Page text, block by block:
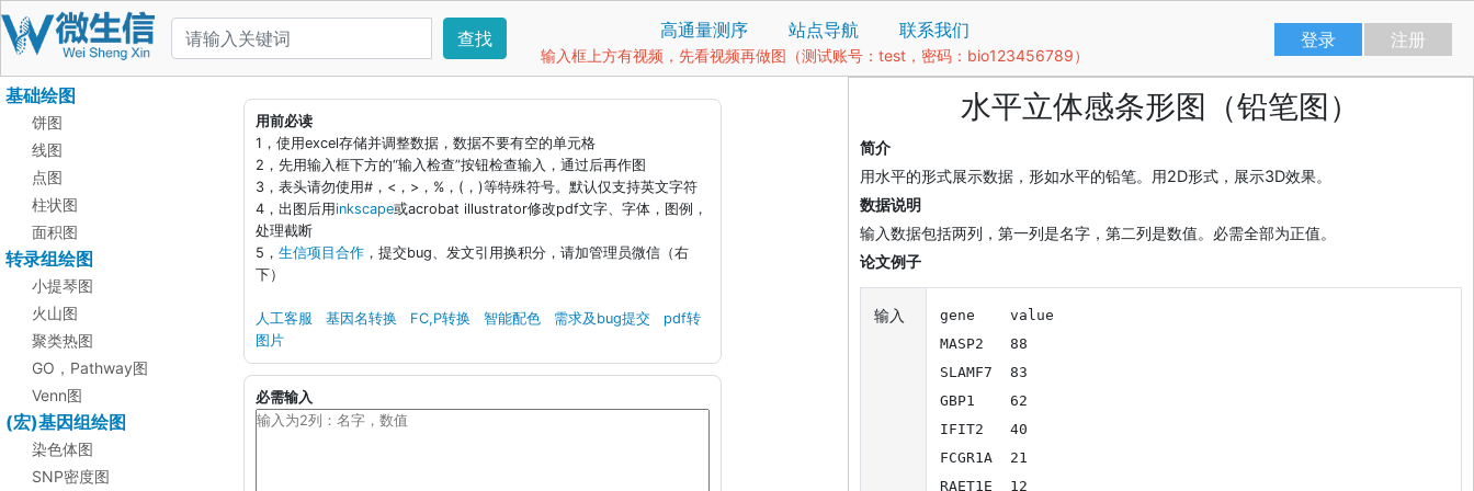
查找 高通量测序 站点导航 联系我们
输入框上方有视频，先看视频再做图（测试账号：test，密码：bio123456789）
注册
登录
基础绘图
饼图
线图
点图
柱状图
面积图
转录组绘图
小提琴图
火山图
聚类热图
GO，Pathway图
Venn图
(宏)基因组绘图
染色体图
SNP密度图
用前必读
1，使用excel存储并调整数据，数据不要有空的单元格
2，先用输入框下方的“输入检查”按钮检查输入，通过后再作图
3，表头请勿使用#，<，>，%，(，)等特殊符号。默认仅支持英文字符
4，出图后用inkscape或acrobat illustrator修改pdf文字、字体，图例，
处理截断
5， 生信项目合作，提交bug、发文引用换积分，请加管理员微信（右
下）
人工客服 基因名转换 FC,P转换 智能配色 需求及bug提交
pdf转
图片
必需输入
水平立体感条形图（铅笔图）
简介
用水平的形式展示数据，形如水平的铅笔。用2D形式，展示3D效果。
数据说明
输入数据包括两列，第一列是名字，第二列是数值。必需全部为正值。
论文例子
输入
gene	value
MASP2	88
SLAMF7	83
GBP1	62
IFIT2	40
FCGR1A	21
RAET1E	12